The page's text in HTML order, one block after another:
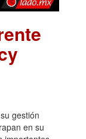
gestión
en su